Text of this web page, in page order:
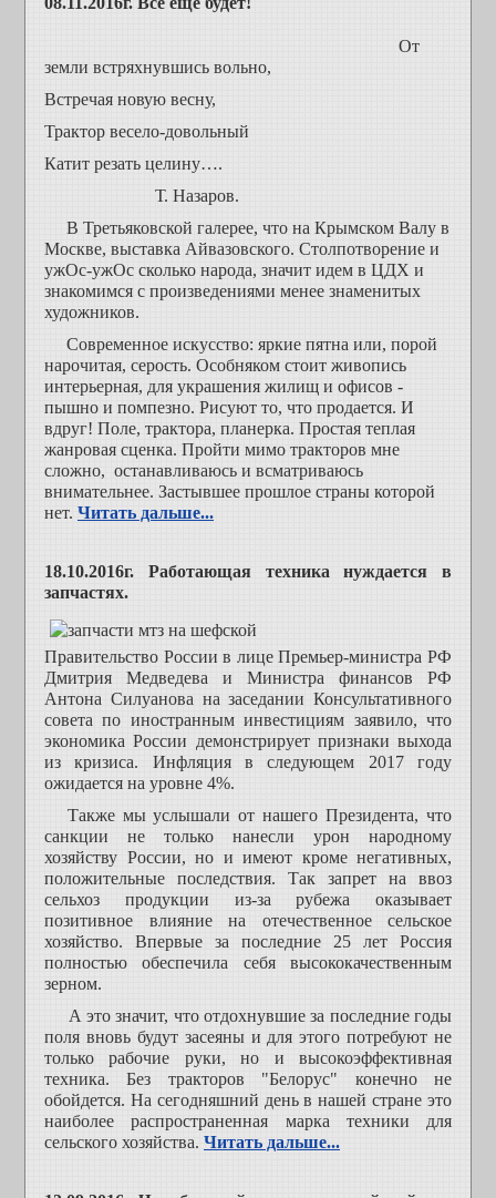
От
земли встряхнувшись вольно,
Встречая новую весну,
Трактор весело-довольный
Катит резать целину….
Т. Назаров.
В Третьяковской галерее, что на Крымском Валу в
Москве, выставка Айвазовского. Столпотворение и
ужОс-ужОс сколько народа, значит идем в ЦДХ и
знакомимся с произведениями менее знаменитых
художников.
Современное искусство: яркие пятна или, порой
нарочитая, серость. Особняком стоит живопись
интерьерная, для украшения жилищ и офисов -
пышно и помпезно. Рисуют то, что продается. И
вдруг! Поле, трактора, планерка. Простая теплая
жанровая сценка. Пройти мимо тракторов мне
сложно, останавливаюсь и всматриваюсь
внимательнее. Застывшее прошлое страны которой
нет. Читать дальше...
18.10.2016г. Работающая техника нуждается в
запчастях.
Правительство России в лице Премьер-министра РФ
Дмитрия Медведева и Министра финансов РФ
Антона Силуанова на заседании Консультативного
совета по иностранным инвестициям заявило, что
экономика России демонстрирует признаки выхода
из кризиса. Инфляция в следующем 2017 году
ожидается на уровне 4%.
Также мы услышали от нашего Президента, что
санкции не только нанесли урон народному
хозяйству России, но и имеют кроме негативных,
положительные последствия. Так запрет на ввоз
сельхоз продукции из-за рубежа оказывает
позитивное влияние на отечественное сельское
хозяйство. Впервые за последние 25 лет Россия
полностью обеспечила себя высококачественным
зерном.
А это значит, что отдохнувшие за последние годы
поля вновь будут засеяны и для этого потребуют не
только рабочие руки, но и высокоэффективная
техника. Без тракторов "Белорус" конечно не
обойдется. На сегодняшний день в нашей стране это
наиболее распространенная марка техники для
сельского хозяйства. Читать дальше...